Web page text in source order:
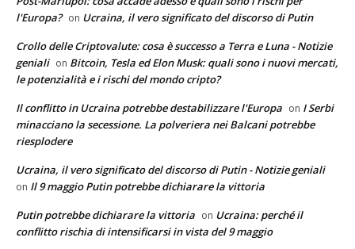
l'Europa? on Ucraina, il vero significato del discorso di Putin
Crollo delle Criptovalute: cosa è successo a Terra e Luna - Notizie
geniali on Bitcoin, Tesla ed Elon Musk: quali sono i nuovi mercati,
le potenzialità e i rischi del mondo cripto?
Il conflitto in Ucraina potrebbe destabilizzare l'Europa on I Serbi
minacciano la secessione. La polveriera nei Balcani potrebbe
riesplodere
Ucraina, il vero significato del discorso di Putin - Notizie geniali
on Il 9 maggio Putin potrebbe dichiarare la vittoria
Putin potrebbe dichiarare la vittoria on Ucraina: perché il
conflitto rischia di intensificarsi in vista del 9 maggio